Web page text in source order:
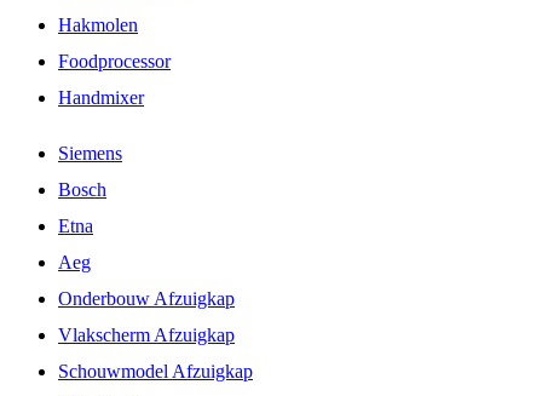
Hakmolen
Foodprocessor
Handmixer
Siemens
Bosch
Etna
Aeg
Onderbouw Afzuigkap
Vlakscherm Afzuigkap
Schouwmodel Afzuigkap